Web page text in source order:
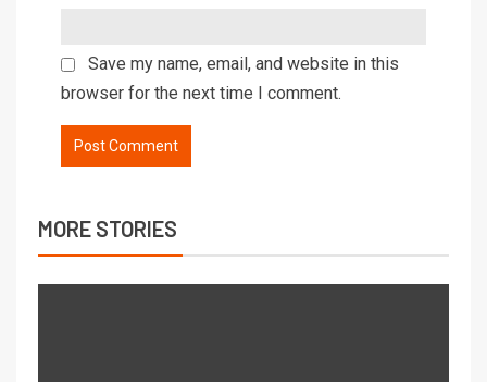
Save my name, email, and website in this
browser for the next time I comment.
MORE STORIES